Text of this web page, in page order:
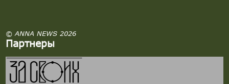
© ANNA NEWS 2026
Партнеры